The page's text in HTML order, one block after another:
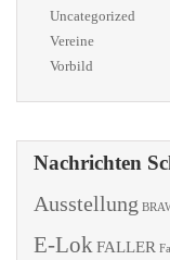
Uncategorized
Vereine
Vorbild
Nachrichten
Ausstellung
E-LokFALLER